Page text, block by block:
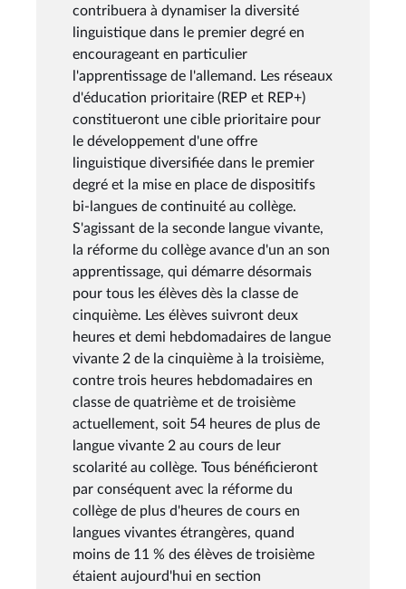
contribuera à dynamiser la diversité
linguistique dans le premier degré en
encourageant en particulier
l'apprentissage de l'allemand. Les réseaux
d'éducation prioritaire (REP et REP+)
constitueront une cible prioritaire pour
le développement d'une offre
linguistique diversifiée dans le premier
degré et la mise en place de dispositifs
bi-langues de continuité au collège.
S'agissant de la seconde langue vivante,
la réforme du collège avance d'un an son
apprentissage, qui démarre désormais
pour tous les élèves dès la classe de
cinquième. Les élèves suivront deux
heures et demi hebdomadaires de langue
vivante 2 de la cinquième à la troisième,
contre trois heures hebdomadaires en
classe de quatrième et de troisième
actuellement, soit 54 heures de plus de
langue vivante 2 au cours de leur
scolarité au collège. Tous bénéficieront
par conséquent avec la réforme du
collège de plus d'heures de cours en
langues vivantes étrangères, quand
moins de 11 % des élèves de troisième
étaient aujourd'hui en section